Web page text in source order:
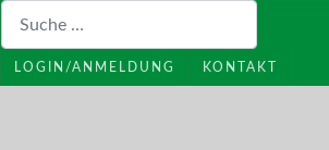
LOGIN/ANMELDUNG KONTAKT